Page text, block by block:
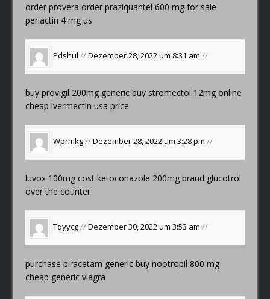
order proveraorder praziquantel 600 mg for sale
periactin 4 mg us
Pdshul //Dezember 28, 2022 um 8:31 am//
buy provigil 200mg genericbuy stromectol 12mg online
cheap ivermectin usa price
Wprmkg//Dezember 28, 2022 um 3:28 pm//
luvox 100mg costketoconazole 200mg brand glucotrol
over the counter
Tqyycg//Dezember 30, 2022 um 3:53 am//
purchase piracetam genericbuy nootropil 800 mg
cheap generic viagra